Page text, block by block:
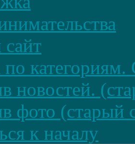
категориям.
новостей.
фото (старый
к началу